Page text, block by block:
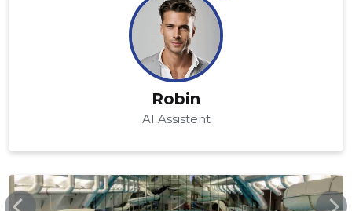
Robin
AI Assistent
KALEVSPA.EE